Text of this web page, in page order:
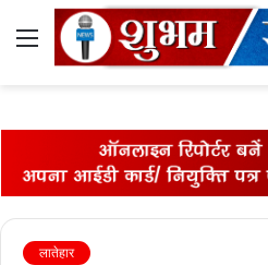
Menu
लातेहार